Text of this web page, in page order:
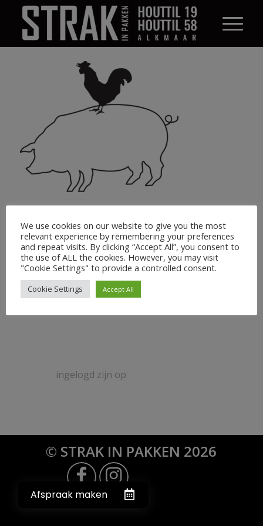
Afspraak maken
0
ANTWOORDEN
Plaats een Reactie
ingelogd zijn op
© STRAK IN PAKKEN 2026
We use cookies on our website to give you the most
relevant experience by remembering your preferences
and repeat visits. By clicking “Accept All”, you consent to
the use of ALL the cookies. However, you may visit
"Cookie Settings" to provide a controlled consent.
Cookie Settings Accept All